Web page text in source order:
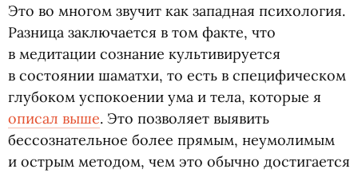
Это во многом звучит как западная психология.
Разница заключается в том факте, что
в медитации сознание культивируется
в состоянии шаматхи, то есть в специфическом
глубоком успокоении ума и тела, которые я
описал выше. Это позволяет выявить
бессознательное более прямым, неумолимым
и острым методом, чем это обычно достигается